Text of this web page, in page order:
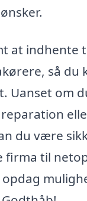
at indhente
så du
Uanset om
du være
til